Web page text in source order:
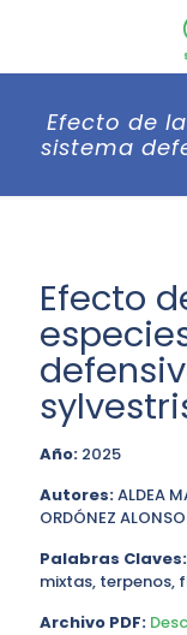
Efecto de
sistema
Efecto
Año: 2025
Autores:ALDEA
ORDÓNEZ
Palabras Claves:
mixtas, terpenos,
Archivo PDF: